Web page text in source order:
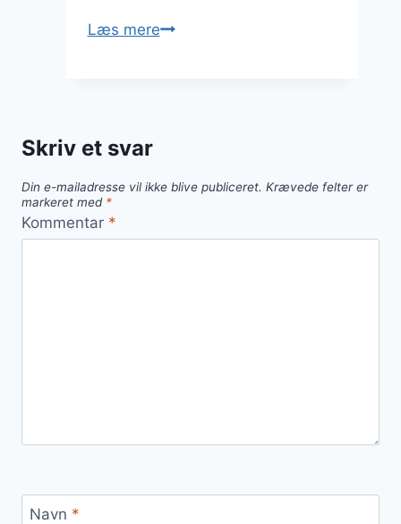
Læs merePassionsfrugt
Skriv et svar
Din e-mailadresse vil ikke blive publiceret. Krævede felter er
markeret med *
Kommentar *
Navn *